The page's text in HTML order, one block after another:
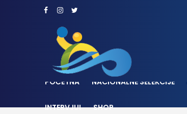
POČETNA NACIONALNE SELEKCIJE
INTERVJUI
SHOP